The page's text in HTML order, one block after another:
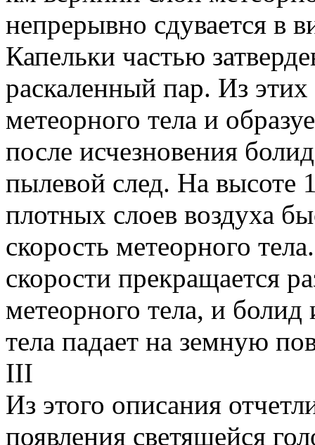
непрерывно сдувается в
Капельки частью
раскаленный пар. Из
метеорного тела и
после исчезновения
пылевой след. На высоте
плотных слоев воздуха
скорость метеорного
скорости прекращается
метеорного тела, и болид
тела падает на земную
III
Из этого описания
появления светящейся